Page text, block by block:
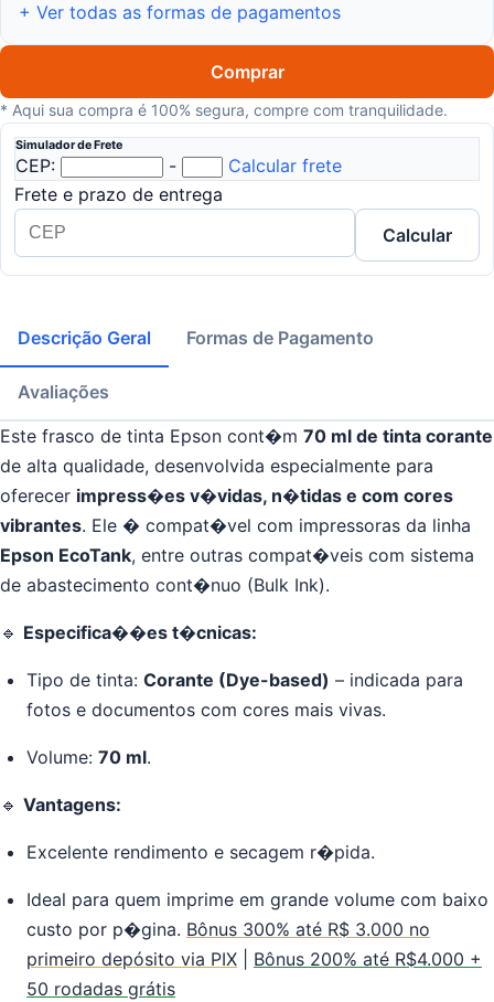
+ Ver todas as formas de pagamentos
Comprar
* Aqui sua compra é 100% segura, compre com tranquilidade.
Simulador de Frete
CEP: -
Calcular frete
Frete e prazo de entrega
Calcular
Descrição Geral Formas de Pagamento
Avaliações
Este frasco de tinta Epson cont�m 70 ml de tinta corante
de alta qualidade, desenvolvida especialmente para
oferecer impress�es v�vidas, n�tidas e com cores
vibrantes. Ele � compat�vel com impressoras da linha
Epson EcoTank, entre outras compat�veis com sistema
de abastecimento cont�nuo (Bulk Ink).
🔹 Especifica��es t�cnicas:
Tipo de tinta: Corante (Dye-based) – indicada para
fotos e documentos com cores mais vivas.
Volume: 70 ml.
🔹 Vantagens:
Excelente rendimento e secagem r�pida.
Ideal para quem imprime em grande volume com baixo
custo por p�gina. Bônus 300% até R$ 3.000 no
primeiro depósito via PIX
Bônus 200% até R$4.000 +
50 rodadas grátis